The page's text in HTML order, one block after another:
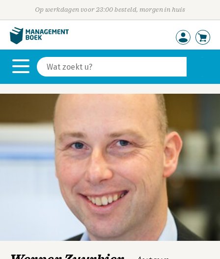
Op werkdagen voor 23:00 besteld, morgen in huis